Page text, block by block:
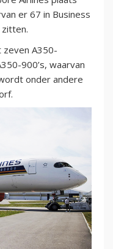
er 67 in Business
zitten.
zeven A350-
900’s, waarvan
onder andere